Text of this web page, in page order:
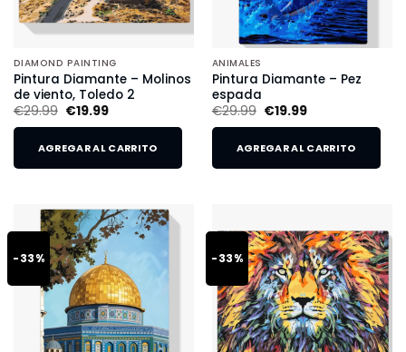
DIAMOND PAINTING
Pintura Diamante – Molinos
de viento, Toledo 2
€29.99 €19.99
AGREGAR AL CARRITO
ANIMALES
Pintura Diamante – Pez
espada
€29.99 €19.99
AGREGAR AL CARRITO
-33% -33%